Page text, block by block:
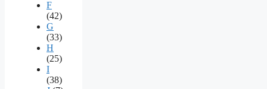
F
(42)
G
(33)
H
(25)
I
(38)